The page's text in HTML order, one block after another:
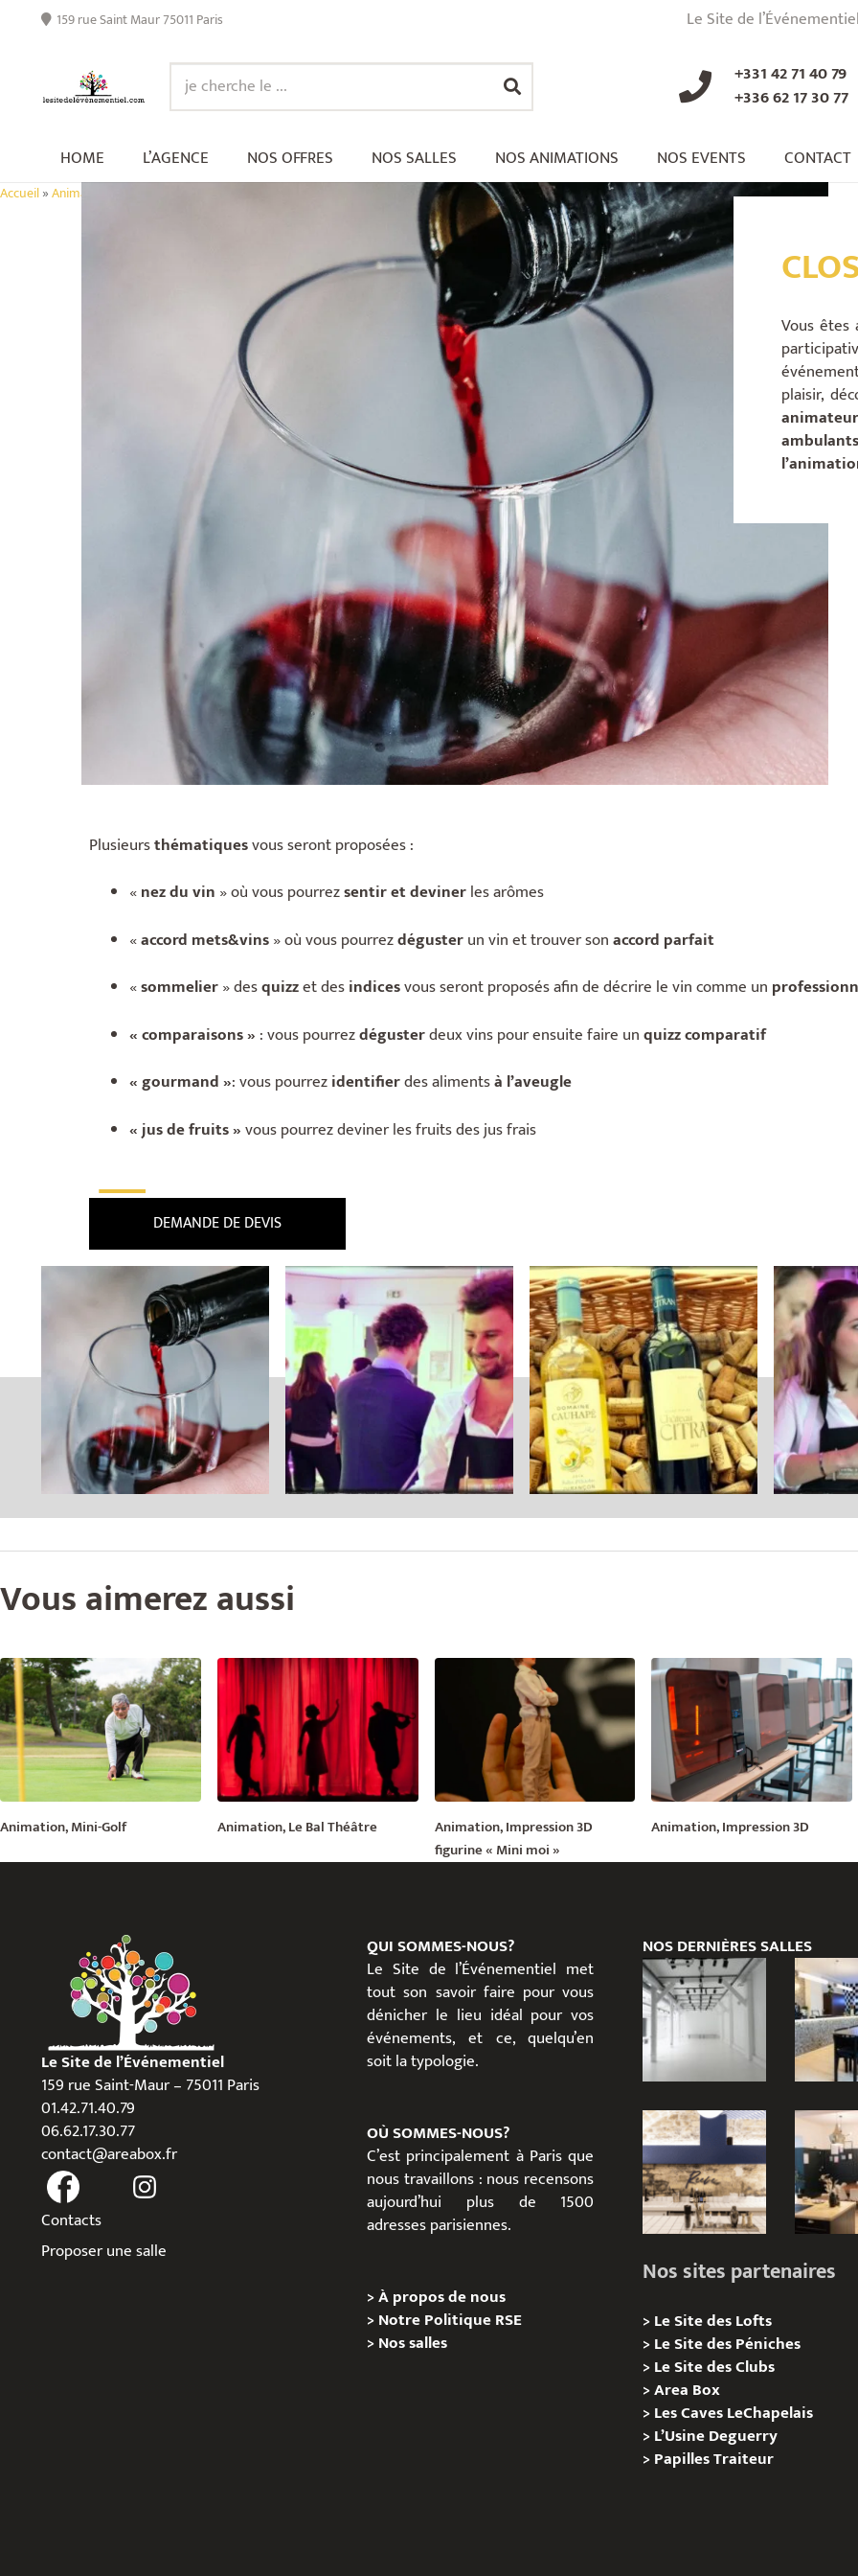
159 rue Saint Maur 75011 Paris Le Site de
+331 42 71 40 79
+336 62 17 30 77
HOME L’AGENCE NOS OFFRES NOS SALLES NOS ANIMATIONS NOS EVENTS CONTACT
Accueil»Animations
Vous
plaisir,
ambulants
Plusieursthématiquesvous seront proposées :
«nez du vin » où vous pourrezsentir et devinerles arômes
«accord mets&vins» où vous pourrezdégusterun vin et trouver sonaccord parfait
«sommelier» desquizzet desindicesvous seront proposés afin de décrire le vin comme un
« comparaisons » : vous pourrezdégusterdeux vins pour ensuite faire unquizz comparatif
« gourmand »: vous pourrezidentifierdes alimentsà l’aveugle
« jus de fruits »vous pourrez deviner les fruits des jus frais
___
DEMANDE DE DEVIS
Vous aimerez aussi
Animation, Mini-Golf Animation, Le Bal Théâtre
Animation, Impression 3D
figurine « Mini moi »
Animation, Impression 3D
Le Site de l’Événementiel
159 rue Saint-Maur – 75011 Paris
01.42.71.40.79
06.62.17.30.77
contact@areabox.fr
Contacts
Proposer une salle
QUI SOMMES-NOUS?
Le Site de l’Événementiel met
tout son savoir faire pour vous
dénicher le lieu idéal pour vos
événements, et ce, quelqu’en
soit la typologie.
OÙ SOMMES-NOUS?
C’est principalement à Paris que
nous travaillons : nous recensons
aujourd’hui plus de 1500
adresses parisiennes.
>À propos de nous
>Notre Politique RSE
>Nos salles
NOS DERNIÈRES SALLES
Nos sites partenaires
>Le Site des Lofts
>Le Site des Péniches
>Le Site des Clubs
>Area Box
>Les Caves LeChapelais
>L’Usine Deguerry
>PapillesTraiteur